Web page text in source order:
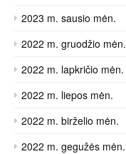
2023 m. sausio mėn.
2022 m. gruodžio mėn.
2022 m. lapkričio mėn.
2022 m. liepos mėn.
2022 m. birželio mėn.
2022 m. gegužės mėn.